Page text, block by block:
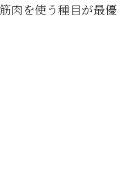
肉を使う種目が最優